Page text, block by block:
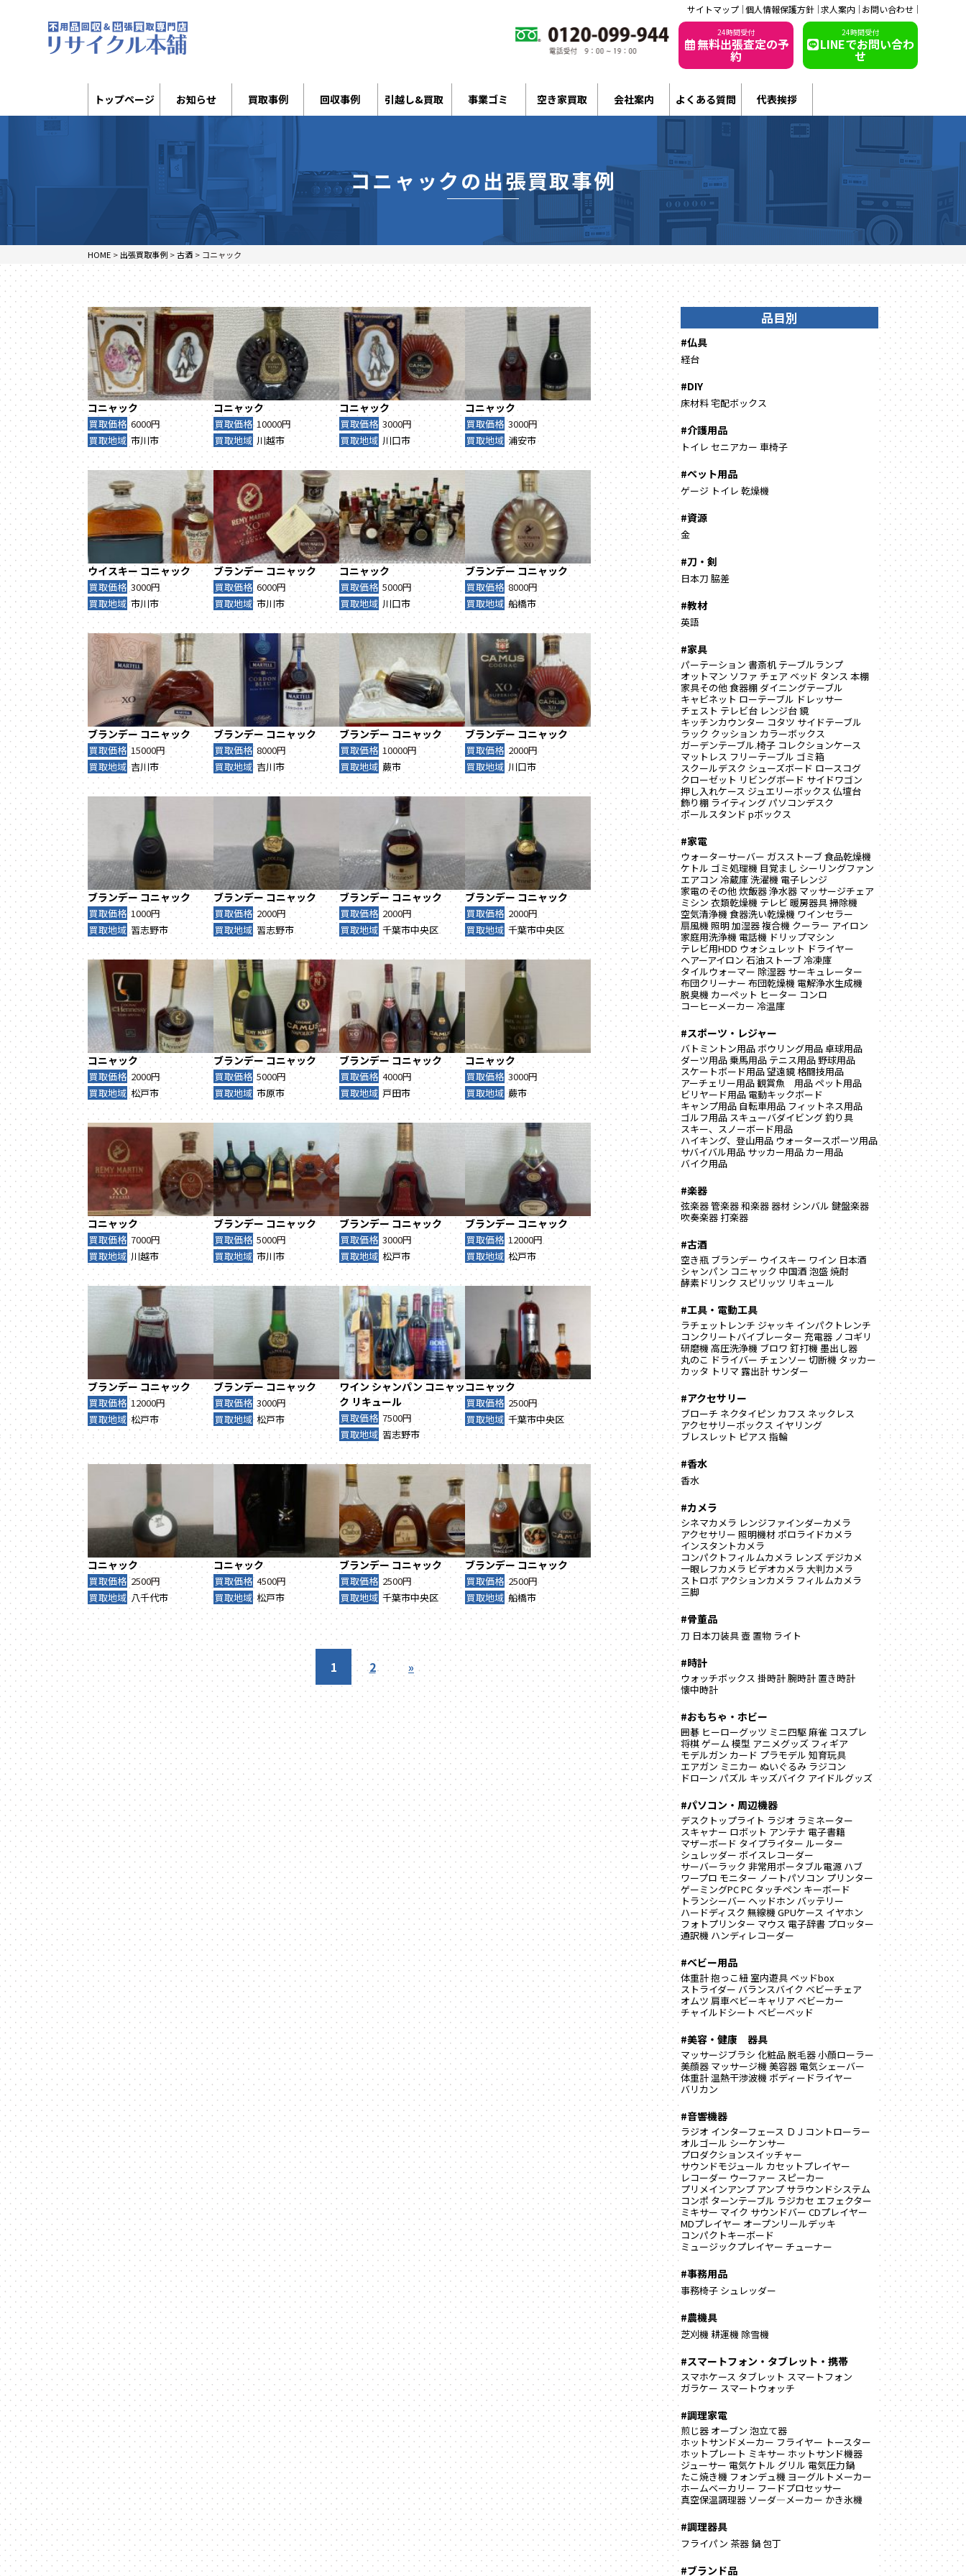
サイトマップ 個人情報保護方針 求人案内 お問い合わせ
24時間受付
無料出張査定の予
約
24時間受付
LINEでお問い合わ
せ
トップページ お知らせ 買取事例 回収事例 引越し&買取 事業ゴミ 空き家買取 会社案内 よくある質問 代表挨拶
コニャックの出張買取事例
HOME > 出張買取事例 >古酒 > コニャック
コニャック
買取価格 6000円
買取地域 市川市
コニャック
買取価格 10000円
買取地域 川越市
コニャック
買取価格 3000円
買取地域 川口市
コニャック
買取価格 3000円
買取地域 浦安市
ウイスキー コニャック
買取価格 3000円
買取地域 市川市
ブランデー コニャック
買取価格 6000円
買取地域 市川市
コニャック
買取価格 5000円
買取地域 川口市
ブランデー コニャック
買取価格 8000円
買取地域 船橋市
ブランデー コニャック
買取価格 15000円
買取地域 吉川市
ブランデー コニャック
買取価格 8000円
買取地域 吉川市
ブランデー コニャック
買取価格 10000円
買取地域 蕨市
ブランデー コニャック
買取価格 2000円
買取地域 川口市
ブランデー コニャック
買取価格 1000円
買取地域 習志野市
ブランデー コニャック
買取価格 2000円
買取地域 習志野市
ブランデー コニャック
買取価格 2000円
買取地域 千葉市中央区
ブランデー コニャック
買取価格 2000円
買取地域 千葉市中央区
コニャック
買取価格 2000円
買取地域 松戸市
ブランデー コニャック
買取価格 5000円
買取地域 市原市
ブランデー コニャック
買取価格 4000円
買取地域 戸田市
コニャック
買取価格 3000円
買取地域 蕨市
コニャック
買取価格 7000円
買取地域 川越市
ブランデー コニャック
買取価格 5000円
買取地域 市川市
ブランデー コニャック
買取価格 3000円
買取地域 松戸市
ブランデー コニャック
買取価格 12000円
買取地域 松戸市
ブランデー コニャック
買取価格 12000円
買取地域 松戸市
ブランデー コニャック
買取価格 3000円
買取地域 松戸市
ワイン シャンパン コニャッ
ク リキュール
買取価格 7500円
買取地域 習志野市
コニャック
買取価格 2500円
買取地域 千葉市中央区
コニャック
買取価格 2500円
買取地域 八千代市
コニャック
買取価格 4500円
買取地域 松戸市
ブランデー コニャック
買取価格 2500円
買取地域 千葉市中央区
ブランデー コニャック
買取価格 2500円
買取地域 船橋市
1 2 »
品目別
#仏具
経台
#DIY
床材料宅配ボックス
#介護用品
トイレ セニアカー 車椅子
#ペット用品
ゲージ トイレ 乾燥機
#資源
金
#刀・剣
日本刀 脇差
#教材
英語
#家具
パーテーション 書斎机 テーブルランプ
オットマン ソファ チェア ベッド タンス 本棚
家具その他食器棚 ダイニングテーブル
キャビネット ローテーブル ドレッサー
チェスト テレビ台 レンジ台鏡
キッチンカウンター コタツ サイドテーブル
ラック クッション カラーボックス
ガーデンテーブル.椅子 コレクションケース
マットレス フリーテーブル ゴミ箱
スクールデスク シューズボード ロースコグ
クローゼット リビングボード サイドワゴン
押し入れケース ジュエリーボックス 仏壇台
飾り棚 ライティングパソコンデスク
ポールスタンド pボックス
#家電
ウォーターサーバー ガスストーブ食品乾燥機
ケトル ゴミ処理機 目覚まし シーリングファン
エアコン 冷蔵庫洗濯機 電子レンジ
家電のその他炊飯器浄水器 マッサージチェア
ミシン 衣類乾燥機 テレビ 暖房器具掃除機
空気清浄機食器洗い乾燥機 ワインセラー
扇風機照明加湿器複合機 クーラー アイロン
家庭用洗浄機 電話機 ドリップマシン
テレビ用HDD ウォシュレット ドライヤー
ヘアーアイロン 石油ストーブ冷凍庫
タイルウォーマー 除湿器 サーキュレーター
布団クリーナー 布団乾燥機 電解浄水生成機
脱臭機 カーペット ヒーター コンロ
コーヒーメーカー 冷温庫
#スポーツ・レジャー
バトミントン用品 ボウリング用品卓球用品
ダーツ用品乗馬用品 テニス用品野球用品
スケートボード用品望遠鏡 格闘技用品
アーチェリー用品 観賞魚 用品ペット用品
ビリヤード用品 電動キックボード
キャンプ用品 自転車用品 フィットネス用品
ゴルフ用品 スキューバダイビング釣り具
スキー、スノーボード用品
ハイキング、登山用品 ウォータースポーツ用品
サバイバル用品 サッカー用品 カー用品
バイク用品
#楽器
弦楽器管楽器和楽器 器材 シンバル 鍵盤楽器
吹奏楽器 打楽器
#古酒
空き瓶 ブランデー ウイスキー ワイン 日本酒
シャンパン コニャック 中国酒 泡盛焼酎
酵素ドリンク スピリッツ リキュール
#工具・電動工具
ラチェットレンチ ジャッキ インパクトレンチ
コンクリートバイブレーター 充電器 ノコギリ
研磨機 高圧洗浄機 ブロワ 釘打機墨出し器
丸のこ ドライバー チェンソー 切断機 タッカー
カッタ トリマ 露出計 サンダー
#アクセサリー
ブローチ ネクタイピン カフス ネックレス
アクセサリーボックス イヤリング
ブレスレット ピアス 指輪
#香水
香水
#カメラ
シネマカメラ レンジファインダーカメラ
アクセサリー 照明機材 ポロライドカメラ
インスタントカメラ
コンパクトフィルムカメラ レンズ デジカメ
一眼レフカメラ ビデオカメラ 大判カメラ
ストロボ アクションカメラ フィルムカメラ
三脚
#骨董品
刀 日本刀装具壺 置物 ライト
#時計
ウォッチボックス 掛時計腕時計 置き時計
懐中時計
#おもちゃ・ホビー
囲碁 ヒーローグッツ ミニ四駆麻雀 コスプレ
将棋ゲーム 模型 アニメグッズ フィギア
モデルガン カード プラモデル 知育玩具
エアガン ミニカー ぬいぐるみ ラジコン
ドローン パズル キッズバイク アイドルグッズ
#パソコン・周辺機器
デスクトップライト ラジオ ラミネーター
スキャナー ロボット アンテナ 電子書籍
マザーボード タイプライター ルーター
シュレッダー ボイスレコーダー
サーバーラック 非常用ポータブル電源 ハブ
ワープロ モニター ノートパソコン プリンター
ゲーミングPCPC タッチペン キーボード
トランシーバー ヘッドホン バッテリー
ハードディスク 無線機GPUケース イヤホン
フォトプリンター マウス 電子辞書 プロッター
通訳機 ハンディレコーダー
#ベビー用品
体重計抱っこ紐室内遊具 ベッドbox
ストライダー バランスバイク ベビーチェア
オムツ 肩車ベビーキャリア ベビーカー
チャイルドシート ベビーベッド
#美容・健康 器具
マッサージブラシ 化粧品脱毛器小顔ローラー
美顔器 マッサージ機美容器 電気シェーバー
体重計温熱干渉波機 ボディードライヤー
バリカン
#音響機器
ラジオ インターフェース ＤＪコントローラー
オルゴール シーケンサー
プロダクションスイッチャー
サウンドモジュール カセットプレイヤー
レコーダー ウーファー スピーカー
プリメインアンプ アンプ サラウンドシステム
コンポ ターンテーブル ラジカセ エフェクター
ミキサー マイク サウンドバー CDプレイヤー
MDプレイヤー オープンリールデッキ
コンパクトキーボード
ミュージックプレイヤー チューナー
#事務用品
事務椅子 シュレッダー
#農機具
芝刈機耕運機 除雪機
#スマートフォン・タブレット・携帯
スマホケース タブレット スマートフォン
ガラケー スマートウォッチ
#調理家電
煎じ器 オーブン 泡立て器
ホットサンドメーカー フライヤー トースター
ホットプレート ミキサー ホットサンド機器
ジューサー 電気ケトル グリル 電気圧力鍋
たこ焼き機 フォンデュ機 ヨーグルトメーカー
ホームベーカリー フードプロセッサー
真空保温調理器 ソーダ―メーカー かき氷機
#調理器具
フライパン 茶器鍋包丁
#ブランド品